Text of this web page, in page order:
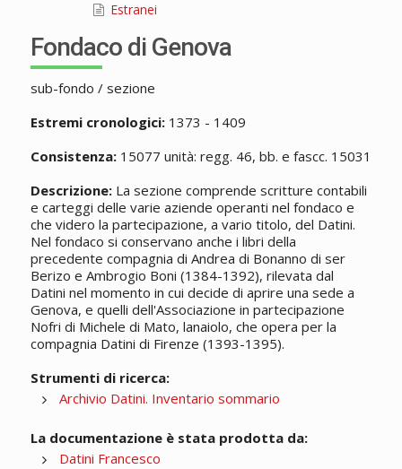
Estranei
Fondaco di Genova
sub-fondo / sezione
Estremi cronologici:1373 - 1409
Consistenza:15077 unità: regg. 46, bb. e fascc. 15031
Descrizione:La sezione comprende scritture contabili
e carteggi delle varie aziende operanti nel fondaco e
che videro la partecipazione, a vario titolo, del Datini.
Nel fondaco si conservano anche i libri della
precedente compagnia di Andrea di Bonanno di ser
Berizo e Ambrogio Boni (1384-1392), rilevata dal
Datini nel momento in cui decide di aprire una sede a
Genova, e quelli dell'Associazione in partecipazione
Nofri di Michele di Mato, lanaiolo, che opera per la
compagnia Datini di Firenze (1393-1395).
Strumenti di ricerca:
Archivio Datini. Inventario sommario
La documentazione è stata prodotta da:
Datini Francesco